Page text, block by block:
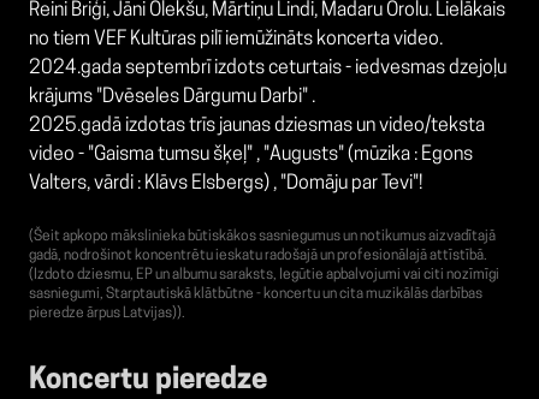
Reini Briģi, Jāni Olekšu, Mārtiņu Lindi, Madaru Orolu. Lielākais
no tiem VEF Kultūras pilī iemūžināts koncerta video.
2024.gada septembrī izdots ceturtais - iedvesmas dzejoļu
krājums "Dvēseles Dārgumu Darbi" .
2025.gadā izdotas trīs jaunas dziesmas un video/teksta
video - "Gaisma tumsu šķeļ" , "Augusts" (mūzika : Egons
Valters, vārdi : Klāvs Elsbergs) , "Domāju par Tevi"!
(Šeit apkopo mākslinieka būtiskākos sasniegumus un notikumus aizvadītajā
gadā, nodrošinot koncentrētu ieskatu radošajā un profesionālajā attīstībā.
(Izdoto dziesmu, EP un albumu saraksts, Iegūtie apbalvojumi vai citi nozīmīgi
sasniegumi, Starptautiskā klātbūtne - koncertu un cita muzikālās darbības
pieredze ārpus Latvijas)).
Koncertu pieredze